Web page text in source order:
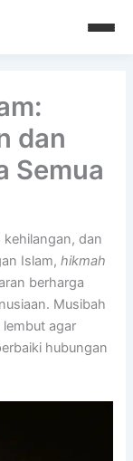
dan
Semua
kehilangan, dan
Islam,hikmah
berharga
Musibah
agar
hubungan